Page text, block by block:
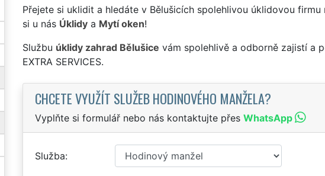
Přejete si uklidit a hledáte v Bělušicích spolehlivou úklidovou
si u nás Úklidya Mytí oken!
Službu úklidy zahrad Bělušice vám spolehlivě a odborně zajistí a
EXTRA SERVICES.
CHCETE VYUŽÍT SLUŽEB HODINOVÉHO MANŽELA?
Vyplňte si formulář nebo nás kontaktujte přes WhatsApp
Služba